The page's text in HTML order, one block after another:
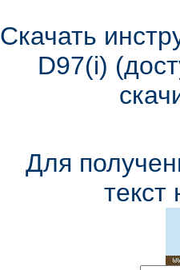
Скачать
D97(i)
Для
текст